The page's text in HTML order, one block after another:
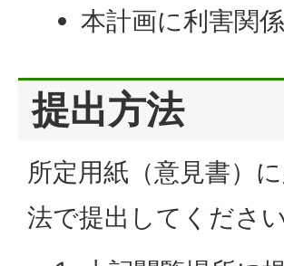
本計画に利害関
提出方法
所定用紙（意見書）
法で提出してください